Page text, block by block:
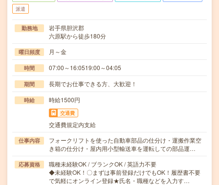
派遣
勤務地
岩手県胆沢郡
六原駅から徒歩180分
曜日頻度 月～金
時間 07:00～16:0519:00～04:05
期間 長期でお仕事できる方、大歓迎！
時給 時給1500円
交通費
交通費規定内支給
仕事内容
フォークリフトを使った自動車部品の仕分け・運搬作業空
き箱の仕分け・屋内用小型輸送車を運転しての部品運…
応募資格
職種未経験OK / ブランクOK / 英語力不要
◆未経験OK！〇まずは事前登録だけでもOK！履歴書不要
で気軽にオンライン登録★氏名・職種などを入力す…